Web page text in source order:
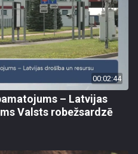
00:02:44
– Latvijas
Valsts robežsardzē